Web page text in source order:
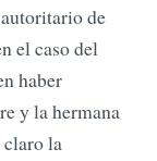
de
el caso del
haber
y la hermana
la